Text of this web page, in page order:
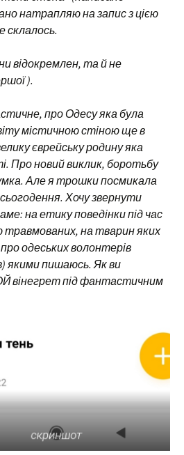
натрапляю на запис з цією
склалось.
відокремлен, та й не
).
про Одесу яка була
містичною стіною ще в
єврейську родину яка
Про новий виклик, боротьбу
Але я трошки посмикала
Хочу звернути
на етику поведінки під час
травмованих, на тварин яких
одеських волонтерів
якими пишаюсь. Як ви
вінегрет під фантастичним